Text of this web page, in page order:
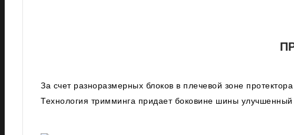
За счет разноразмерных блоков в плечевой зоне
Технология тримминга придает боковине шины